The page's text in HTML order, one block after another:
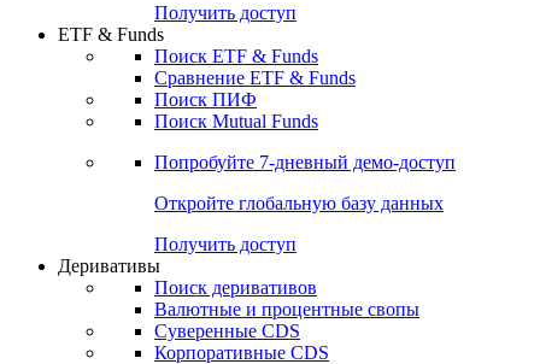
Получить доступ
ETF & Funds
Поиск ETF & Funds
Сравнение ETF & Funds
Поиск ПИФ
Поиск Mutual Funds
Попробуйте 7-дневный демо-доступ
Откройте глобальную базу данных
Получить доступ
Деривативы
Поиск деривативов
Валютные и процентные свопы
Суверенные CDS
Корпоративные CDS